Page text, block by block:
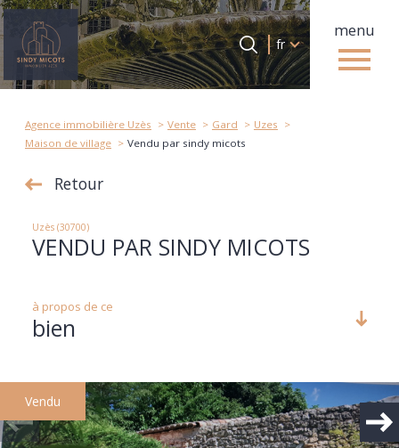
menu
Langue
fr
Accueil 0 Langue
fr
Agence immobilière Uzès Vente Gard
Uzes
Maison de village
Vendu par sindy micots
Retour
Uzès (30700)
VENDU PAR SINDY MICOTS
à propos de ce
bien
Plus d'informations
Vendu